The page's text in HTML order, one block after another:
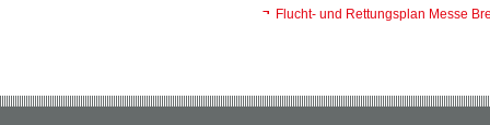
Flucht- und Rettungsplan Messe